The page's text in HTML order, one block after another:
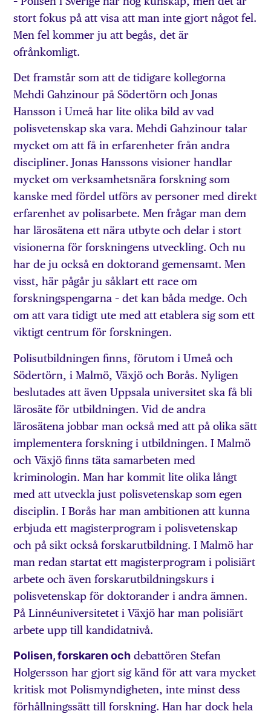
stort fokus på att visa att man inte gjort något fel.
Men fel kommer ju att begås, det är
ofrånkomligt.
Det framstår som att de tidigare kollegorna
Mehdi Gahzinour på Södertörn och Jonas
Hansson i Umeå har lite olika bild av vad
polisvetenskap ska vara. Mehdi Gahzinour talar
mycket om att få in erfarenheter från andra
discipliner. Jonas Hanssons visioner handlar
mycket om verksamhetsnära forskning som
kanske med fördel utförs av personer med direkt
erfarenhet av polisarbete. Men frågar man dem
har lärosätena ett nära utbyte och delar i stort
visionerna för forskningens utveckling. Och nu
har de ju också en doktorand gemensamt. Men
visst, här pågår ju såklart ett race om
forskningspengarna – det kan båda medge. Och
om att vara tidigt ute med att etablera sig som ett
viktigt centrum för forskningen.
Polisutbildningen finns, förutom i Umeå och
Södertörn, i Malmö, Växjö och Borås. Nyligen
beslutades att även Uppsala universitet ska få bli
lärosäte för utbildningen. Vid de andra
lärosätena jobbar man också med att på olika sätt
implementera forskning i utbildningen. I Malmö
och Växjö finns täta samarbeten med
kriminologin. Man har kommit lite olika långt
med att utveckla just polisvetenskap som egen
disciplin. I Borås har man ambitionen att kunna
erbjuda ett magisterprogram i polisvetenskap
och på sikt också forskarutbildning. I Malmö har
man redan startat ett magisterprogram i polisiärt
arbete och även forskarutbildningskurs i
polisvetenskap för doktorander i andra ämnen.
På Linnéuniversitetet i Växjö har man polisiärt
arbete upp till kandidatnivå.
Polisen, forskaren och debattören Stefan
Holgersson har gjort sig känd för att vara mycket
kritisk mot Polismyndigheten, inte minst dess
förhållningssätt till forskning. Han har dock hela